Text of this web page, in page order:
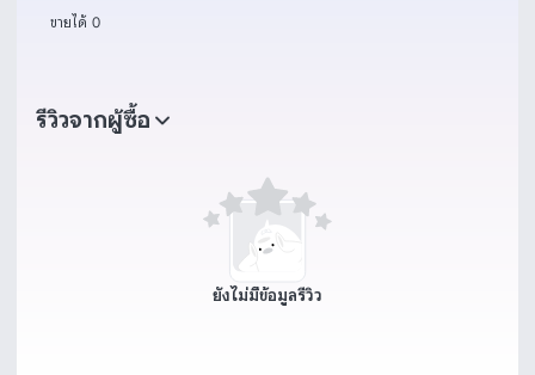
ขายได้ 0
รีวิวจากผู้ซื้อ
ยังไม่มีข้อมูลรีวิว